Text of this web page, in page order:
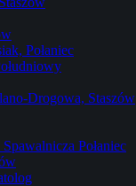
Połaniec
Drogowa, Staszów
Połaniec